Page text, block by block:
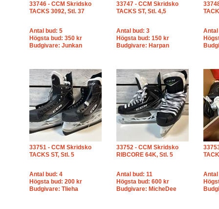
33746 - CCM Skridsko
TACKS 3092, Stl. 37
Antal bud: 5
Högsta bud: 350 kr
Budgivare: Junkan
33747 - CCM Skridsko
TACKS ST, Stl. 4,5
Antal bud: 3
Högsta bud: 150 kr
Budgivare: Harpan
Antal
33751 - CCM Skridsko
TACKS ST, Stl. 5
Antal bud: 4
Högsta bud: 200 kr
Budgivare: Tlieha
33752 - CCM Skridsko
RIBCORE 64K, Stl. 5
Antal bud: 11
Högsta bud: 600 kr
Budgivare: MicheDee
Antal